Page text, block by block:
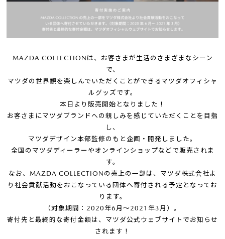
MAZDA COLLECTIONは、お客さまが生活のさまざまなシーン
で、
マツダの世界観を楽しんでいただくことができるマツダオフィシャ
ルグッズです。
本日より販売開始となりました！
お客さまにマツダブランドへの親しみを感じていただくことを目指
し、
マツダデザイン本部監修のもと企画・開発しました。
全国のマツダディーラーやオンラインショップなどで販売されま
す。
なお、MAZDA COLLECTIONの売上の一部は、マツダ株式会社よ
り社会貢献活動をおこなっている団体へ寄付される予定となってお
ります。
（対象期間：2020年6月～2021年3月）。
寄付先と最終的な寄付金額は、マツダ公式ウェブサイトでお知らせ
されます！